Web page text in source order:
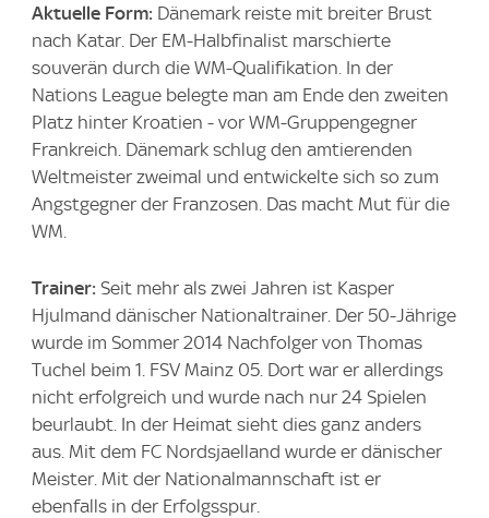
Aktuelle Form: Dänemark reiste mit breiter Brust
nach Katar. Der EM-Halbfinalist marschierte
souverän durch die WM-Qualifikation. In der
Nations League belegte man am Ende den zweiten
Platz hinter Kroatien - vor WM-Gruppengegner
Frankreich. Dänemark schlug den amtierenden
Weltmeister zweimal und entwickelte sich so zum
Angstgegner der Franzosen. Das macht Mut für die
WM.
Trainer: Seit mehr als zwei Jahren ist Kasper
Hjulmand dänischer Nationaltrainer. Der 50-Jährige
wurde im Sommer 2014 Nachfolger von Thomas
Tuchel beim 1. FSV Mainz 05. Dort war er allerdings
nicht erfolgreich und wurde nach nur 24 Spielen
beurlaubt. In der Heimat sieht dies ganz anders
aus. Mit dem FC Nordsjaelland wurde er dänischer
Meister. Mit der Nationalmannschaft ist er
ebenfalls in der Erfolgsspur.